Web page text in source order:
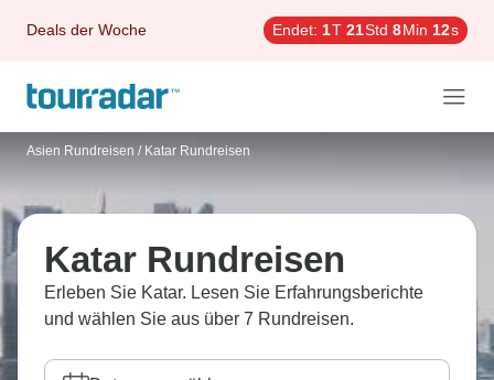
Deals der Woche Endet: 1T 21Std 8Min 11s
Asien Rundreisen / Katar Rundreisen
Katar Rundreisen
Erleben Sie Katar. Lesen Sie Erfahrungsberichte
und wählen Sie aus über 7 Rundreisen.